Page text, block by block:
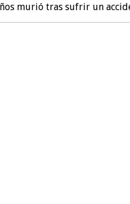
murió tras sufrir un